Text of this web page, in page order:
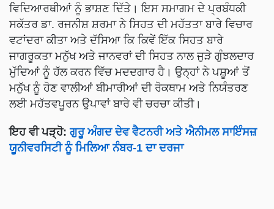
ਵਿਦਿਆਰਥੀਆਂ ਨੂੰ ਭਾਸ਼ਣ ਦਿੱਤੇ। ਇਸ ਸਮਾਗਮ ਦੇ ਪ੍ਰਬੰਧਕੀ
ਸਕੱਤਰ ਡਾ. ਰਜਨੀਸ਼ ਸ਼ਰਮਾ ਨੇ ਸਿਹਤ ਦੀ ਮਹੱਤਤਾ ਬਾਰੇ ਵਿਚਾਰ
ਵਟਾਂਦਰਾ ਕੀਤਾ ਅਤੇ ਦੱਸਿਆ ਕਿ ਕਿਵੇਂ ਇੱਕ ਸਿਹਤ ਬਾਰੇ
ਜਾਗਰੂਕਤਾ ਮਨੁੱਖ ਅਤੇ ਜਾਨਵਰਾਂ ਦੀ ਸਿਹਤ ਨਾਲ ਜੁੜੇ ਗੁੰਝਲਦਾਰ
ਮੁੱਦਿਆਂ ਨੂੰ ਹੱਲ ਕਰਨ ਵਿੱਚ ਮਦਦਗਾਰ ਹੈ। ਉਨ੍ਹਾਂ ਨੇ ਪਸ਼ੂਆਂ ਤੋਂ
ਮਨੁੱਖ ਨੂੰ ਹੋਣ ਵਾਲੀਆਂ ਬੀਮਾਰੀਆਂ ਦੀ ਰੋਕਥਾਮ ਅਤੇ ਨਿਯੰਤਰਣ
ਲਈ ਮਹੱਤਵਪੂਰਨ ਉਪਾਵਾਂ ਬਾਰੇ ਵੀ ਚਰਚਾ ਕੀਤੀ।
ਇਹ ਵੀ ਪੜ੍ਹੋ:ਗੁਰੂ ਅੰਗਦ ਦੇਵ ਵੈਟਨਰੀ ਅਤੇ ਐਨੀਮਲ ਸਾਇੰਸਜ਼
ਯੂਨੀਵਰਸਿਟੀ ਨੂੰ ਮਿਲਿਆ ਨੰਬਰ-1 ਦਾ ਦਰਜਾ